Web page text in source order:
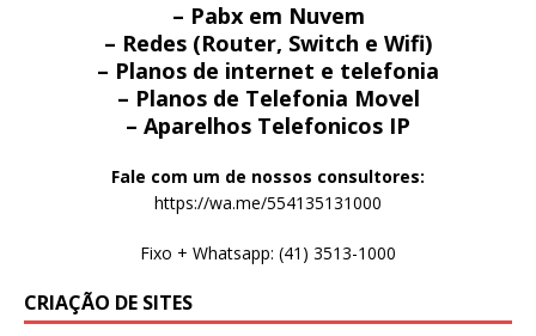
– Pabx em Nuvem
– Redes (Router, Switch e Wifi)
– Planos de internet e telefonia
– Planos de Telefonia Movel
– Aparelhos Telefonicos IP
Fale com um de nossos consultores:
https://wa.me/554135131000
Fixo + Whatsapp: (41) 3513-1000
CRIAÇÃO DE SITES